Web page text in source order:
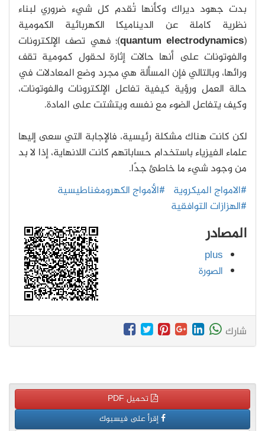
بدت جهود ديراك وكأنها تُقدم كل شيء ضروري لبناء
نظرية كاملة عن الديناميكا الكهربائية الكمومية
(
quantum electrodynamics)؛ فهي تصف الإلكترونات
والفوتونات على أنها حالات إثارة لحقول كمومية تقف
ورائها، وبالتالي فإن المسألة هي مجرد وضع المعادلات في
حالة العمل ورؤية كيفية تفاعل الإلكترونات والفوتونات،
وكيف يتفاعل الضوء مع نفسه ويتشتت على المادة.
لكن كانت هناك مشكلة رئيسية، فالإجابة التي سعى إليها
علماء الفيزياء باستخدام حساباتهم كانت اللانهاية، إذا لا بد
من وجود شيء ما خاطئ جدًا.
#الامواج الميكروية #الأمواج الكهرومغناطيسية
#الهزازات التوافقية
المصادر
plus
الصورة
شارك
تحميل PDF
إقرأ على فيسبوك